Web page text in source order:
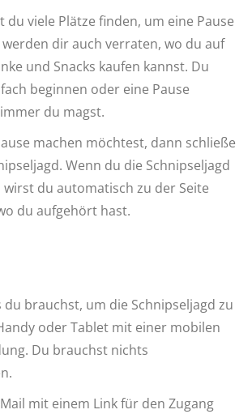
du viele Plätze finden, um eine Pause
dir auch verraten, wo du auf
und Snacks kaufen kannst. Du
beginnen oder eine Pause
du magst.
machen möchtest, dann schließe
Wenn du die Schnipseljagd
du automatisch zu der Seite
du aufgehört hast.
du brauchst, um die Schnipseljagd zu
oder Tablet mit einer mobilen
Du brauchst nichts
mit einem Link für den Zugang